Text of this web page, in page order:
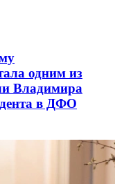
одним из
Владимира
в ДФО